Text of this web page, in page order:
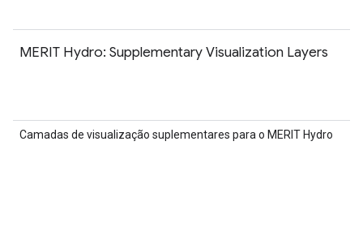
MERIT Hydro: Supplementary Visualization Layers
Camadas de visualização suplementares para o MERIT Hydro